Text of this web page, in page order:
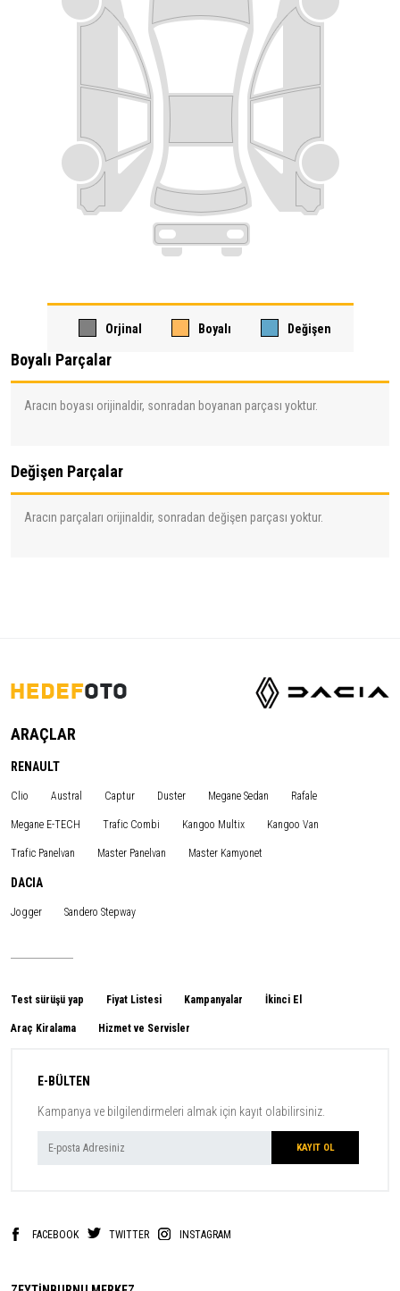
Orjinal Boyalı Değişen
Boyalı Parçalar
Aracın boyası orijinaldir, sonradan boyanan parçası yoktur.
Değişen Parçalar
Aracın parçaları orijinaldir, sonradan değişen parçası yoktur.
ARAÇLAR
RENAULT
Clio Austral Captur Duster Megane Sedan Rafale
Megane E-TECH Trafic Combi Kangoo Multix Kangoo Van
Trafic Panelvan Master Panelvan Master Kamyonet
DACIA
Jogger Sandero Stepway
Test sürüşü yap Fiyat Listesi Kampanyalar İkinci El
Araç Kiralama Hizmet ve Servisler
E-BÜLTEN
Kampanya ve bilgilendirmeleri almak için kayıt olabilirsiniz.
FACEBOOK TWITTER INSTAGRAM